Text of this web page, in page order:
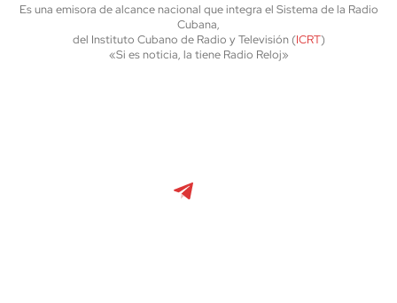
Es una emisora de alcance nacional que integra el Sistema de la Radio
Cubana,
del Instituto Cubano de Radio y Televisión (ICRT)
«Si es noticia, la tiene Radio Reloj»